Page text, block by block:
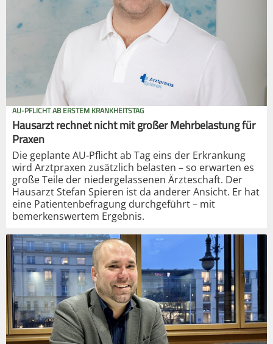
AU-PFLICHT AB ERSTEM KRANKHEITSTAG
Hausarzt rechnet nicht mit großer Mehrbelastung für
Praxen
Die geplante AU-Pflicht ab Tag eins der Erkrankung
wird Arztpraxen zusätzlich belasten – so erwarten es
große Teile der niedergelassenen Ärzteschaft. Der
Hausarzt Stefan Spieren ist da anderer Ansicht. Er hat
eine Patientenbefragung durchgeführt – mit
bemerkenswertem Ergebnis.